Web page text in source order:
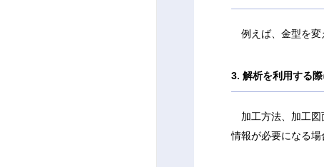
例えば、金型を変
3. 解析を利用する
加工方法、加工図
情報が必要になる場